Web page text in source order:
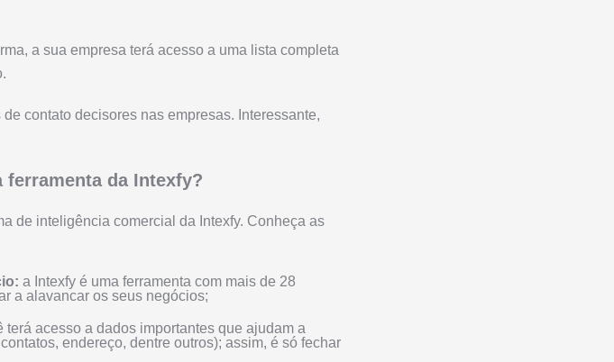
a sua empresa terá acesso a uma lista completa
contato decisores nas empresas. Interessante,
ferramenta da Intexfy?
de inteligência comercial da Intexfy. Conheça as
a Intexfy é uma ferramenta com mais de 28
a alavancar os seus negócios;
terá acesso a dados importantes que ajudam a
endereço, dentre outros); assim, é só fechar